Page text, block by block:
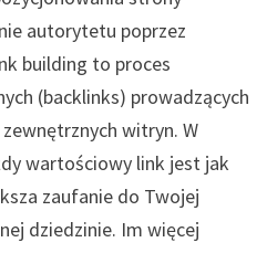
autorytetu poprzez
building to proces
(backlinks) prowadzących
witryn. W
wartościowy link jest jak
zaufanie do Twojej
dziedzinie. Im więcej